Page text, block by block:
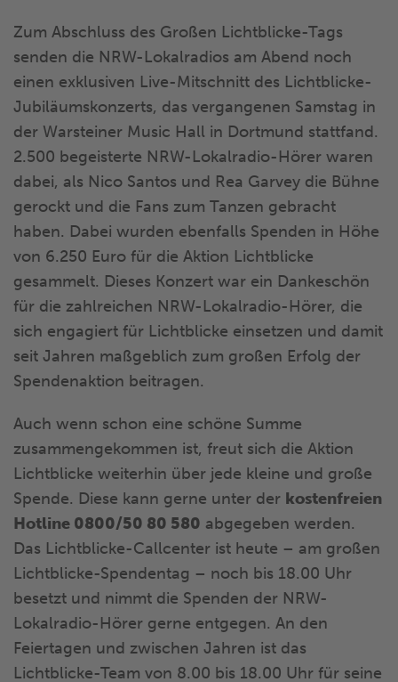
Zum Abschluss des Großen Lichtblicke-Tags
senden die NRW-Lokalradios am Abend noch
einen exklusiven Live-Mitschnitt des Lichtblicke-
Jubiläumskonzerts, das vergangenen Samstag in
der Warsteiner Music Hall in Dortmund stattfand.
2.500 begeisterte NRW-Lokalradio-Hörer waren
dabei, als Nico Santos und Rea Garvey die Bühne
gerockt und die Fans zum Tanzen gebracht
haben. Dabei wurden ebenfalls Spenden in Höhe
von 6.250 Euro für die Aktion Lichtblicke
gesammelt. Dieses Konzert war ein Dankeschön
für die zahlreichen NRW-Lokalradio-Hörer, die
sich engagiert für Lichtblicke einsetzen und damit
seit Jahren maßgeblich zum großen Erfolg der
Spendenaktion beitragen.
Auch wenn schon eine schöne Summe
zusammengekommen ist, freut sich die Aktion
Lichtblicke weiterhin über jede kleine und große
Spende. Diese kann gerne unter der kostenfreien
Hotline 0800/50 80 580 abgegeben werden.
Das Lichtblicke-Callcenter ist heute – am großen
Lichtblicke-Spendentag – noch bis 18.00 Uhr
besetzt und nimmt die Spenden der NRW-
Lokalradio-Hörer gerne entgegen. An den
Feiertagen und zwischen Jahren ist das
Lichtblicke-Team von 8.00 bis 18.00 Uhr für seine